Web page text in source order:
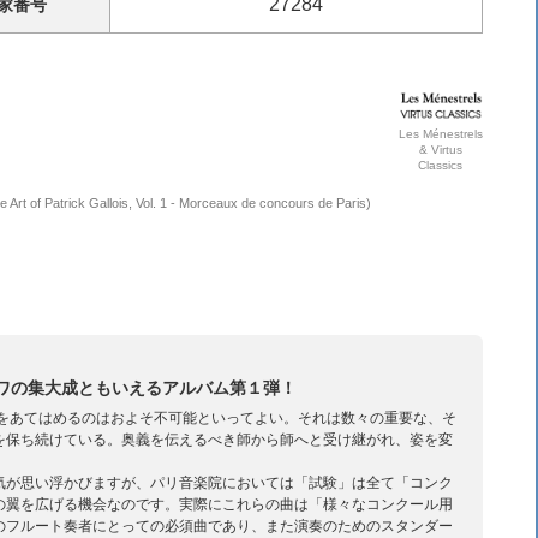
番号
Les Ménestrels
& Virtus
Classics
Art of Patrick Gallois, Vol. 1 - Morceaux de concours de Paris)
集大成ともいえるアルバム第１弾！
てはめるのはおよそ不可能といってよい。それは数々の重要な、そ
ち続けている。奥義を伝えるべき師から師へと受け継がれ、姿を変
思い浮かびますが、パリ音楽院においては「試験」は全て「コンク
を広げる機会なのです。実際にこれらの曲は「様々なコンクール用
ルート奏者にとっての必須曲であり、また演奏のためのスタンダー